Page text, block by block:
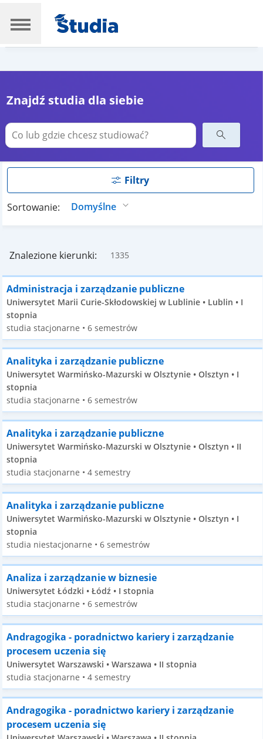
Znajdź studia dla siebie
Filtry
Sortowanie:
Znalezione kierunki: 1335
Administracja i zarządzanie publiczne
Uniwersytet Marii Curie-Skłodowskiej w Lublinie • Lublin • I
stopnia
studia stacjonarne • 6 semestrów
Analityka i zarządzanie publiczne
Uniwersytet Warmińsko-Mazurski w Olsztynie • Olsztyn • I
stopnia
studia stacjonarne • 6 semestrów
Analityka i zarządzanie publiczne
Uniwersytet Warmińsko-Mazurski w Olsztynie • Olsztyn • II
stopnia
studia stacjonarne • 4 semestry
Analityka i zarządzanie publiczne
Uniwersytet Warmińsko-Mazurski w Olsztynie • Olsztyn • I
stopnia
studia niestacjonarne • 6 semestrów
Analiza i zarządzanie w biznesie
Uniwersytet Łódzki • Łódź • I stopnia
studia stacjonarne • 6 semestrów
Andragogika - poradnictwo kariery i zarządzanie
procesem uczenia się
Uniwersytet Warszawski • Warszawa • II stopnia
studia stacjonarne • 4 semestry
Andragogika - poradnictwo kariery i zarządzanie
procesem uczenia się